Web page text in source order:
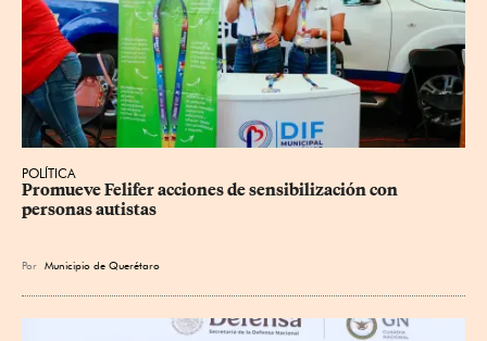
POLÍTICA
Promueve Felifer acciones de sensibilización con
personas autistas
Por Municipio de Querétaro